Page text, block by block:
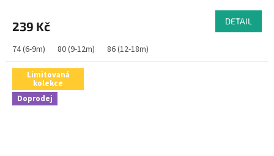
239 Kč DETAIL
74 (6-9m) 80 (9-12m) 86 (12-18m)
Limitovaná
kolekce
Doprodej